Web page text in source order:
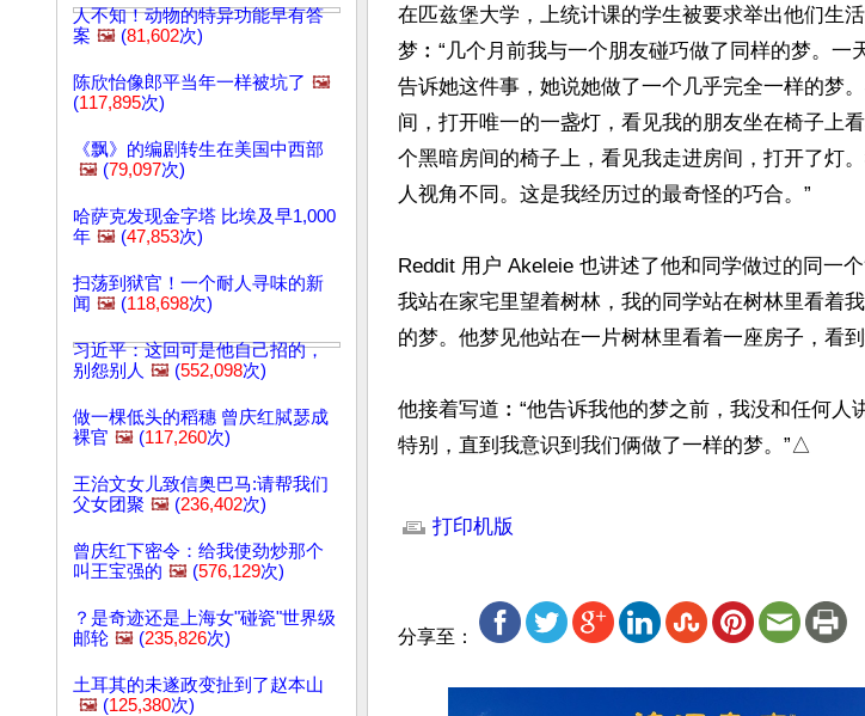
人不知！动物的特异功能早有答
案 🖼️ (81,602次)
陈欣怡像郎平当年一样被坑了 🖼️
(117,895次)
《飘》的编剧转生在美国中西部
🖼️ (79,097次)
哈萨克发现金字塔 比埃及早1,000
年 🖼️ (47,853次)
扫荡到狱官！一个耐人寻味的新
闻 🖼️ (118,698次)
习近平：这回可是他自己招的，
别怨别人 🖼️ (552,098次)
做一棵低头的稻穗 曾庆红脦瑟成
裸官 🖼️ (117,260次)
王治文女儿致信奥巴马:请帮我们
父女团聚 🖼️ (236,402次)
曾庆红下密令：给我使劲炒那个
叫王宝强的 🖼️ (576,129次)
？是奇迹还是上海女"碰瓷"世界级
邮轮 🖼️ (235,826次)
土耳其的未遂政变扯到了赵本山
🖼️ (125,380次)
在匹兹堡大学，上统计课的学生被要求举出他们生
梦︰“几个月前我与一个朋友碰巧做了同样的梦。
告诉她这件事，她说她做了一个几乎完全一样的梦
间，打开唯一的一盏灯，看见我的朋友坐在椅子上
个黑暗房间的椅子上，看见我走进房间，打开了灯
人视角不同。这是我经历过的最奇怪的巧合。”
Reddit 用户 Akeleie 也讲述了他和同学做过的同一
我站在家宅里望着树林，我的同学站在树林里看着
的梦。他梦见他站在一片树林里看着一座房子，看
他接着写道︰“他告诉我他的梦之前，我没和任何人
特别，直到我意识到我们俩做了一样的梦。”△
打印机版
分享至：